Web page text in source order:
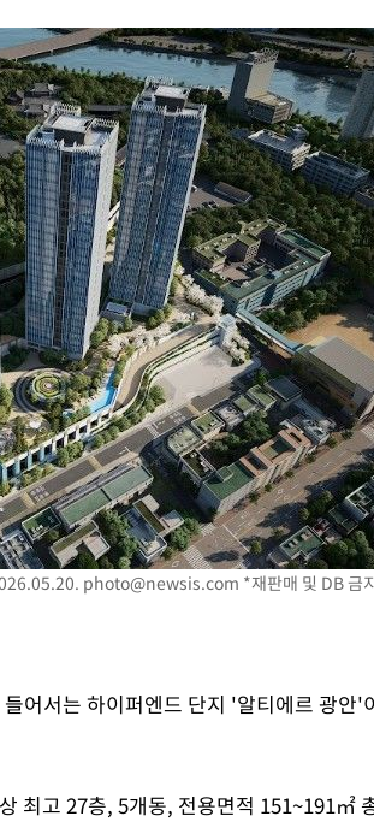
'
, 언
photo@newsis.com *재판매 및 DB 금
어서는 하이퍼엔드 단지 '알티에르 광안'
최고 27층, 5개동, 전용면적 151~191㎡